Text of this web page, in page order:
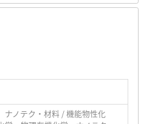
ナノテク・材料 / 機能物性化